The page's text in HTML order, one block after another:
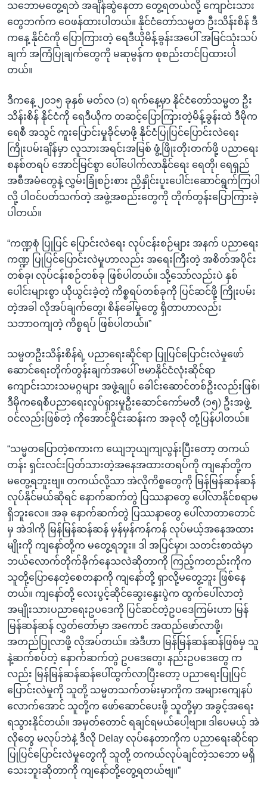
သဘောမတွေ့ရဘဲ အချိန်ဆွဲနေတာ တွေ့ရတယ်လို့ ကျောင်းသား
တွေဘက်က ဝေဖန်ထားပါတယ်။ နိုင်ငံတော်သမ္မတ ဦးသိန်းစိန် ဒီ
ကနေ့ နိုင်ငံကို ပြောကြားတဲ့ ရေဒီယိုမိန့်ခွန်းအပေါ် အမြင်သုံးသပ်
ချက် အကြံပြုချက်တွေကို မဆုမွန်က စုစည်းတင်ပြထားပါ
တယ်။
ဒီကနေ့ ၂၀၁၅ ခုနှစ် မတ်လ (၁) ရက်နေ့မှာ နိုင်ငံတော်သမ္မတ ဦး
သိန်းစိန် နိုင်ငံကို ရေဒီယိုက တဆင့်ပြောကြားတဲ့မိန့်ခွန်းထဲ ဒီမိုက
ရေစီ အသွင် ကူးပြောင်းမှုခိုင်မာဖို့ နိုင်ငံပြုပြင်ပြောင်းလဲရေး
ကြိုးပမ်းချိန်မှာ လူသားအရင်းအမြစ် ဖွံ့ဖြိုးတိုးတက်ဖို့ ပညာရေး
စနစ်တရပ် အောင်မြင်စွာ ပေါ်ပေါက်လာနိုင်ရေး ရေတို၊ ရေရှည်
အစီအမံတွေနဲ့ လွှမ်းခြုံစဉ်းစား ညှိနှိုင်းပူးပေါင်းဆောင်ရွက်ကြပါ
လို့ ပါဝင်ပတ်သက်တဲ့ အဖွဲ့အစည်းတွေကို တိုက်တွန်းပြောကြားခဲ့
ပါတယ်။
“ကဏ္ဍစုံ ပြုပြင် ပြောင်းလဲရေး လုပ်ငန်းစဉ်များ အနက် ပညာရေး
ကဏ္ဍ ပြုပြင်ပြောင်းလဲမှုဟာလည်း အရေးကြီးတဲ့ အစိတ်အပိုင်း
တစ်ခု၊ လုပ်ငန်းစဉ်တစ်ခု ဖြစ်ပါတယ်။ သို့သော်လည်းပဲ နှစ်
ပေါင်းများစွာ ယိုယွင်းခဲ့တဲ့ ကိစ္စရပ်တစ်ခုကို ပြင်ဆင်ဖို့ ကြိုးပမ်း
တဲ့အခါ လိုအပ်ချက်တွေ၊ စိန်ခေါ်မှုတွေ ရှိတာဟာလည်း
သဘာဝကျတဲ့ ကိစ္စရပ် ဖြစ်ပါတယ်။”
သမ္မတဦးသိန်းစိန်ရဲ့ ပညာရေးဆိုင်ရာ ပြုပြင်ပြောင်းလဲမှုဖော်
ဆောင်ရေးတိုက်တွန်းချက်အပေါ် ဗမာနိုင်ငံလုံးဆိုင်ရာ
ကျောင်းသားသမဂ္ဂများ အဖွဲ့ချုပ် ခေါင်းဆောင်တစ်ဦးလည်းဖြစ်၊
ဒီမိုကရေစီပညာရေးလှုပ်ရှားမှုဦးဆောင်ကော်မတီ (၁၅) ဦးအဖွဲ့
ဝင်လည်းဖြစ်တဲ့ ကိုအောင်မှိုင်းဆန်းက အခုလို တုံ့ပြန်ပါတယ်။
“သမ္မတပြောတဲ့စကားက ယျေဘုယျကျလွန်းပြီးတော့ တကယ်
တန်း ရှင်းလင်းပြတ်သားတဲ့အနေအထားတရပ်ကို ကျနော်တို့က
မတွေ့ရဘူးဗျ။ တကယ်လို့သာ အဲလိုကိစ္စတွေကို မြန်မြန်ဆန်ဆန်
လုပ်နိုင်မယ်ဆိုရင် နောက်ဆက်တွဲ ပြဿနာတွေ ပေါ်လာနိုင်စရာမ
ရှိဘူးလေ။ အခု နောက်ဆက်တွဲ ပြဿနာတွေ ပေါ်လာတာတောင်
မှ အဲဒါကို မြန်မြန်ဆန်ဆန် မှန်မှန်ကန်ကန် လုပ်မယ့်အနေအထား
မျိုးကို ကျနော်တို့က မတွေ့ရဘူး။ ဒါ အပြင်မှာ၊ သတင်းစာထဲမှာ
ဘယ်လောက်တိုက်ခိုက်နေသလဲဆိုတာကို ကြည့်ကတည်းကိုက
သူတို့ပြောနေတဲ့စေတနာကို ကျနော်တို့ ရှာလို့မတွေ့ဘူး ဖြစ်နေ
တယ်။ ကျနော်တို့ လေးပွင့်ဆိုင်ဆွေးနွေးပွဲက ထွက်ပေါ်လာတဲ့
အမျိုးသားပညာရေးဥပဒေကို ပြင်ဆင်တဲ့ဥပဒေကြမ်းဟာ မြန်
မြန်ဆန်ဆန် လွှတ်တော်မှာ အကောင် အထည်ဖော်လာဖို့၊
အတည်ပြုလာဖို့ လိုအပ်တယ်။ အဲဒီဟာ မြန်မြန်ဆန်ဆန်ဖြစ်မှ သူ
နဲ့ဆက်စပ်တဲ့ နောက်ဆက်တွဲ ဥပဒေတွေ၊ နည်းဥပဒေတွေ က
လည်း မြန်မြန်ဆန်ဆန်ပေါ်ထွက်လာပြီးတော့ ပညာရေးပြုပြင်
ပြောင်းလဲမှုကို သူတို့ သမ္မတသက်တမ်းမှာကိုက အများကျေနပ်
လောက်အောင် သူတို့က ဖော်ဆောင်ပေးဖို့ သူတို့မှာ အခွင့်အရေး
ရသွားနိုင်တယ်။ အမှတ်တောင် ရချင်ရမယ်ပေါ့ဗျာ။ ဒါပေမယ့် အဲ
လိုတွေ မလုပ်ဘဲနဲ့ ဒီလို Delay လုပ်နေတာကိုက ပညာရေးဆိုင်ရာ
ပြုပြင်ပြောင်းလဲမှုတွေကို သူတို့ တကယ်လုပ်ချင်တဲ့သဘော မရှိ
သေးဘူးဆိုတာကို ကျနော်တို့တွေ့ရတယ်ဗျ။”